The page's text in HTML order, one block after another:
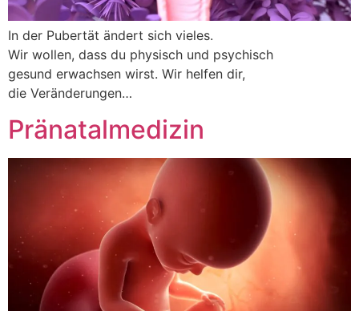
In der Pubertät ändert sich vieles.
Wir wollen, dass du physisch und psychisch
gesund erwachsen wirst. Wir helfen dir,
die Veränderungen…
Pränatalmedizin